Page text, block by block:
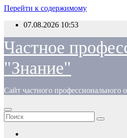
Перейти к содержимому
07.08.2026 10:53
Частное
"Знание"
Сайт частного профессионального